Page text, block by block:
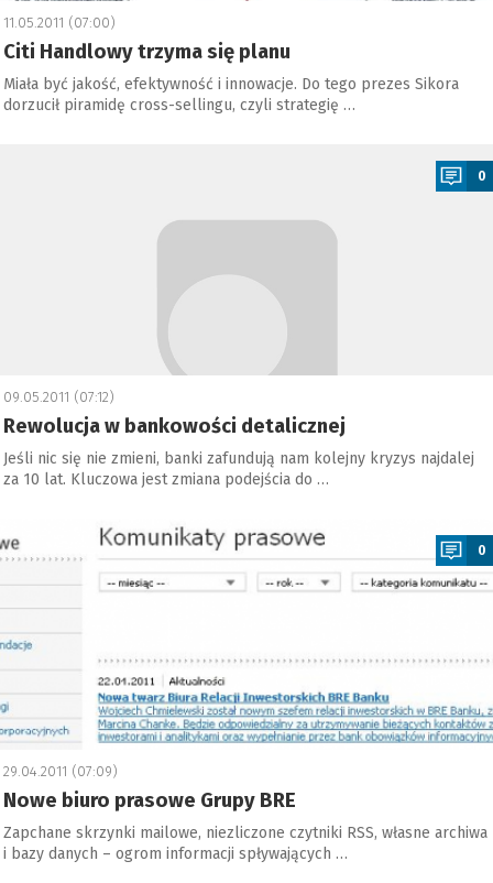
11.05.2011 (07:00)
Citi Handlowy trzyma się planu
Miała być jakość, efektywność i innowacje. Do tego prezes Sikora
dorzucił piramidę cross-sellingu, czyli strategię …
0
09.05.2011 (07:12)
Rewolucja w bankowości detalicznej
Jeśli nic się nie zmieni, banki zafundują nam kolejny kryzys najdalej
za 10 lat. Kluczowa jest zmiana podejścia do …
0
29.04.2011 (07:09)
Nowe biuro prasowe Grupy BRE
Zapchane skrzynki mailowe, niezliczone czytniki RSS, własne archiwa
i bazy danych – ogrom informacji spływających …